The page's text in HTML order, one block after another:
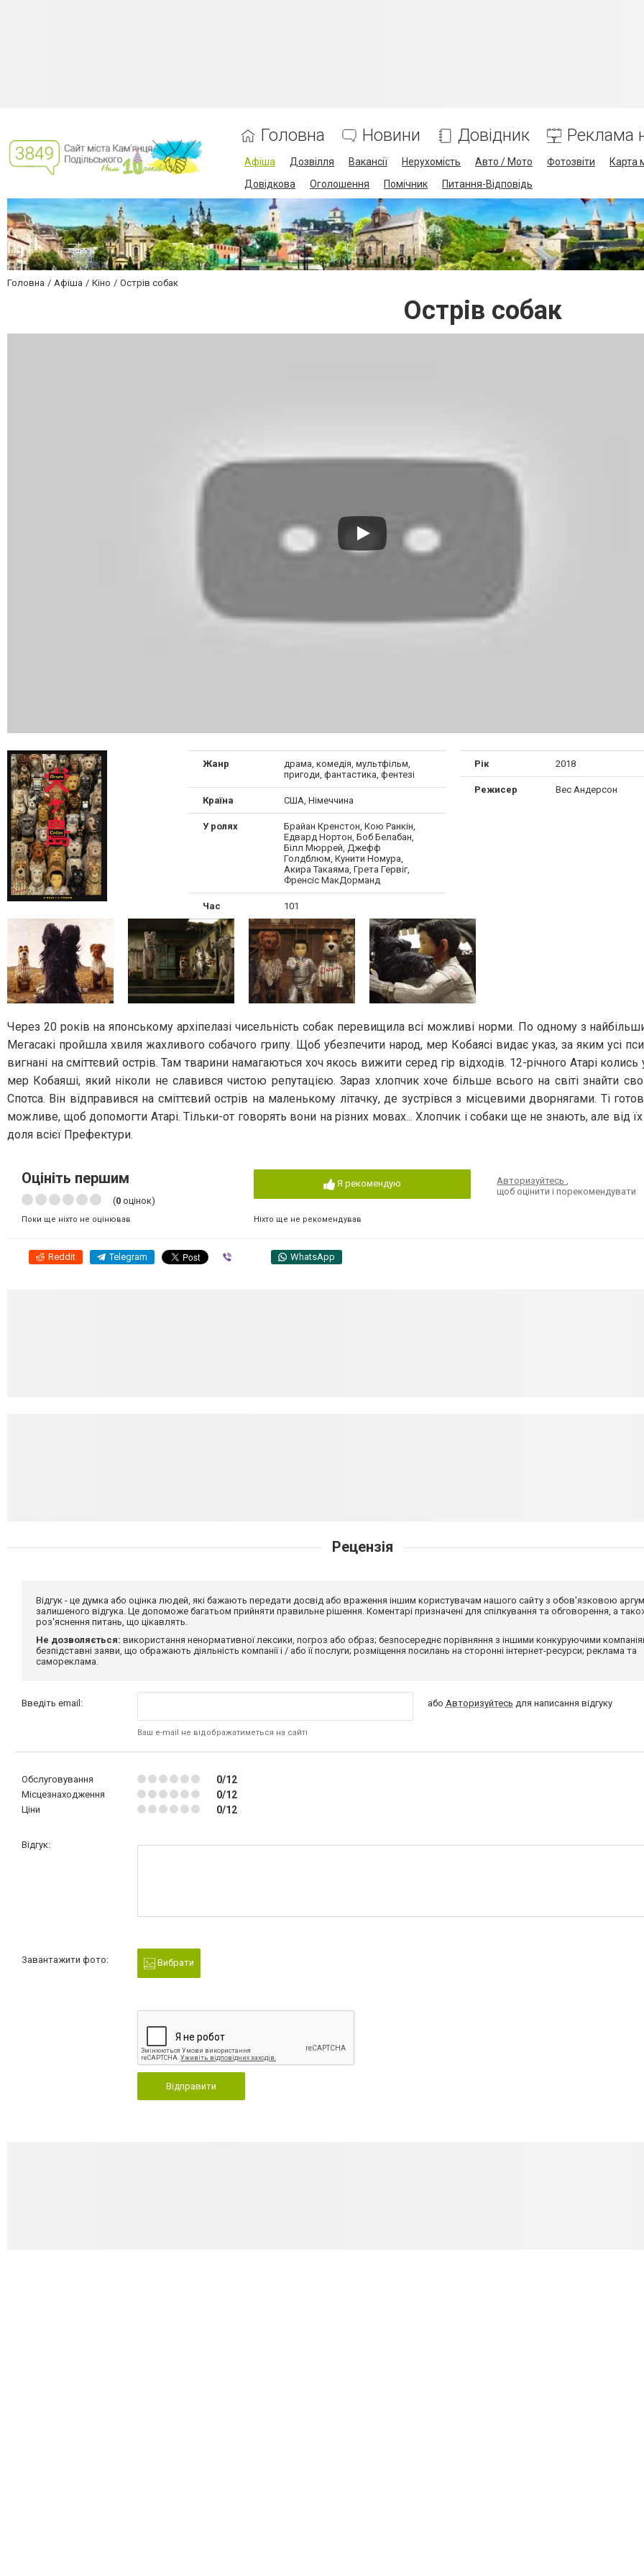
Головна Новини Довідник Реклама
Афіша Дозвілля Вакансії Нерухомість Авто / Мото Фотозвіти Карта
Довідкова
Оголошення Помічник Питання-Відповідь
Головна Афіша Кіно Острів собак
Острів собак
Жанр
драма, комедія, мультфільм,
пригоди, фантастика, фентезі
Країна США, Німеччина
У ролях
Брайан Кренстон, Кою Ранкін,
Едвард Нортон, Боб Белабан,
Білл Мюррей, Джефф
Голдблюм, Кунити Номура,
Акира Такаяма, Грета Гервіг,
Френсіс МакДорманд
Рік 2018
Режисер Вес Андерсон
Час 101
Через 20 років на японському архіпелазі чисельність собак перевищила всі можливі норми. По одному з
Мегасакі пройшла хвиля жахливого собачого грипу. Щоб убезпечити народ, мер Кобаясі видає указ, за яким усі
вигнані на сміттєвий острів. Там тварини намагаються хоч якось вижити серед гір відходів. 12-річного Атарі колись
мер Кобаяші, який ніколи не славився чистою репутацією. Зараз хлопчик хоче більше всього на світі знайти
Спотса. Він відправився на сміттєвий острів на маленькому літачку, де зустрівся з місцевими дворнягами. Ті
можливе, щоб допомогти Атарі. Тільки-от говорять вони на різних мовах... Хлопчик і собаки ще не знають, але від
доля всієї Префектури.
Оцініть першим
(0 оцінок)
Поки ще ніхто не оцінював
Я рекомендую
Ніхто ще не рекомендував
Авторизуйтесь,
щоб оцінити і порекомендувати
Reddit Telegram WhatsApp
Рецензія
Відгук - це думка або оцінка людей, які бажають передати досвід або враження іншим користувачам нашого сайту з обов'язковою
залишеного відгука. Це допоможе багатьом прийняти правильне рішення. Коментарі призначені для спілкування та обговорення, а
роз'яснення питань, що цікавлять.
Не дозволяється: використання ненормативної лексики, погроз або образ; безпосереднє порівняння з іншими конкуруючими
безпідставні заяви, що ображають діяльність компанії і / або її послуги; розміщення посилань на сторонні інтернет-ресурси; реклама та
самореклама.
Введіть email:
Ваш e-mail не відображатиметься на сайті
або Авторизуйтесь для написання відгуку
Обслуговування 0/12
Місцезнаходження 0/12
Ціни 0/12
Відгук:
Завантажити фото: Вибрати
Відправити